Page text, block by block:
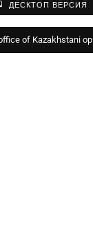
ДЕСКТОП ВЕРСИЯ
of Kazakhstani